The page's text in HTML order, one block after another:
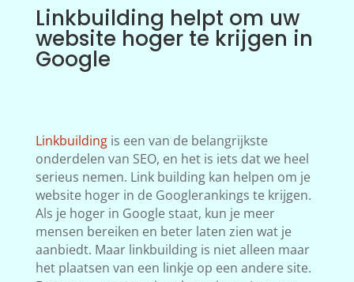
Linkbuilding helpt om uw
website hoger te krijgen in
Google
Linkbuildingis een van de belangrijkste
onderdelen van SEO, en het is iets dat we heel
serieus nemen. Link building kan helpen om je
website hoger in de Googlerankings te krijgen.
Als je hoger in Google staat, kun je meer
mensen bereiken en beter laten zien wat je
aanbiedt. Maar linkbuilding is niet alleen maar
het plaatsen van een linkje op een andere site.